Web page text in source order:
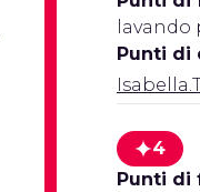
Punti di
4
Punti di